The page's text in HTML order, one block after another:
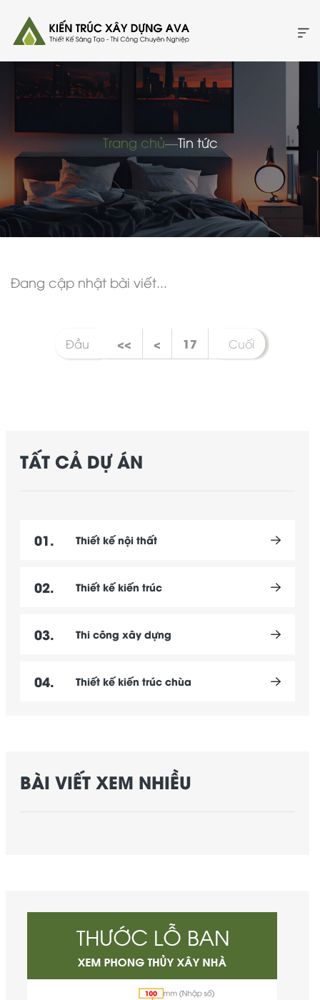
Trang chủ―Tin tức
Đang cập nhật bài viết...
Đầu << < 17 Cuối
TẤT CẢ DỰ ÁN
01. Thiết kế nội thất
02. Thiết kế kiến trúc
03. Thi công xây dựng
04. Thiết kế kiến trúc chùa
BÀI VIẾT XEM NHIỀU